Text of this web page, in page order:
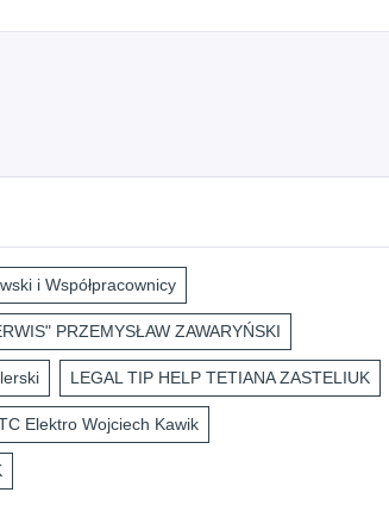
i Współpracownicy
PRZEMYSŁAW ZAWARYŃSKI
LEGAL TIP HELP TETIANA ZASTELIUK
Elektro Wojciech Kawik